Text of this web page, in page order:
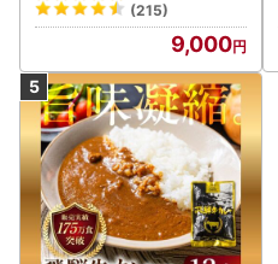
(215)
9,000